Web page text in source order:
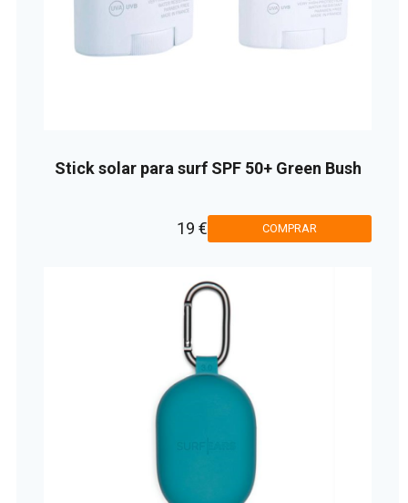
Stick solar para surf SPF 50+ Green Bush
19 € COMPRAR